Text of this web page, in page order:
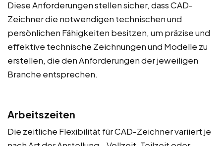
Diese Anforderungen stellen sicher, dass CAD-
Zeichner die notwendigen technischen und
persönlichen Fähigkeiten besitzen, um präzise und
effektive technische Zeichnungen und Modelle zu
erstellen, die den Anforderungen der jeweiligen
Branche entsprechen.
Arbeitszeiten
Die zeitliche Flexibilität für CAD-Zeichner variiert je